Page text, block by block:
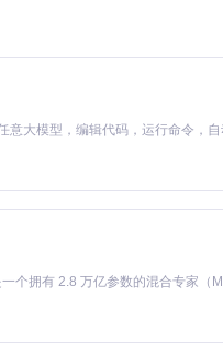
。核心配置项包括查询间隔
多渠道）。通过复制示例配置
模式能显著提升成功率。在
专注余票查询，形成"1主N从"的